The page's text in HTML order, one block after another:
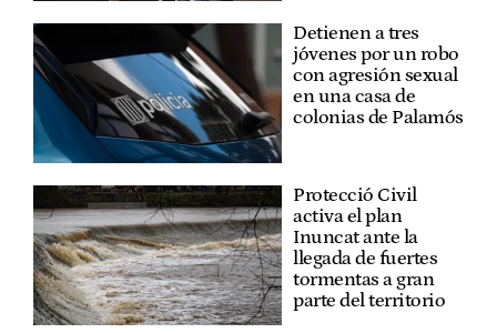
Detienen a tres
jóvenes por un robo
con agresión sexual
en una casa de
colonias de Palamós
Protecció Civil
activa el plan
Inuncat ante la
llegada de fuertes
tormentas a gran
parte del territorio